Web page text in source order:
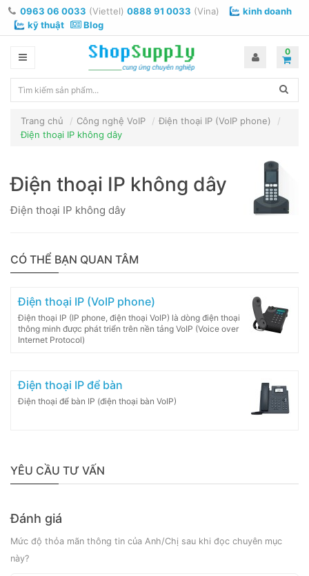
0963 06 0033 (Viettel) 0888 91 0033 (Vina)
kinh doanh
kỹ thuật
Blog
0
Trang chủ Công nghệ VoIP
Điện thoại IP (VoIP phone)
Điện thoại IP không dây
Điện thoại IP không dây
Điện thoại IP không dây
CÓ THỂ BẠN QUAN TÂM
Điện thoại IP (VoIP phone)
Điện thoại IP (IP phone, điện thoại VoIP) là dòng điện thoại
thông minh được phát triển trên nền tảng VoIP (Voice over
Internet Protocol)
Điện thoại IP để bàn
Điện thoại để bàn IP (điện thoại bàn VoIP)
YÊU CẦU TƯ VẤN
Đánh giá
Mức độ thỏa mãn thông tin của Anh/Chị sau khi đọc chuyên mục
này?